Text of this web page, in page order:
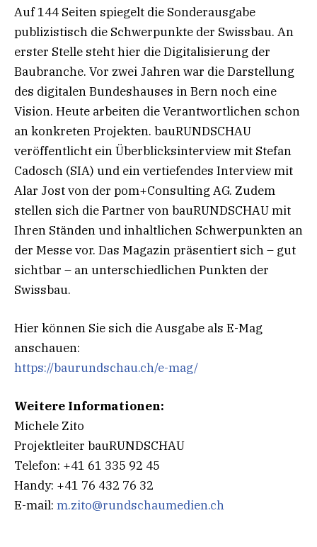
Auf 144 Seiten spiegelt die Sonderausgabe
publizistisch die Schwerpunkte der Swissbau. An
erster Stelle steht hier die Digitalisierung der
Baubranche. Vor zwei Jahren war die Darstellung
des digitalen Bundeshauses in Bern noch eine
Vision. Heute arbeiten die Verantwortlichen schon
an konkreten Projekten. bauRUNDSCHAU
veröffentlicht ein Überblicksinterview mit Stefan
Cadosch (SIA) und ein vertiefendes Interview mit
Alar Jost von der pom+Consulting AG. Zudem
stellen sich die Partner von bauRUNDSCHAU mit
Ihren Ständen und inhaltlichen Schwerpunkten an
der Messe vor. Das Magazin präsentiert sich – gut
sichtbar – an unterschiedlichen Punkten der
Swissbau.
Hier können Sie sich die Ausgabe als E-Mag
anschauen:
https://baurundschau.ch/e-mag/
Weitere Informationen:
Michele Zito
Projektleiter bauRUNDSCHAU
Telefon: +41 61 335 92 45
Handy: +41 76 432 76 32
E-mail: m.zito@rundschaumedien.ch